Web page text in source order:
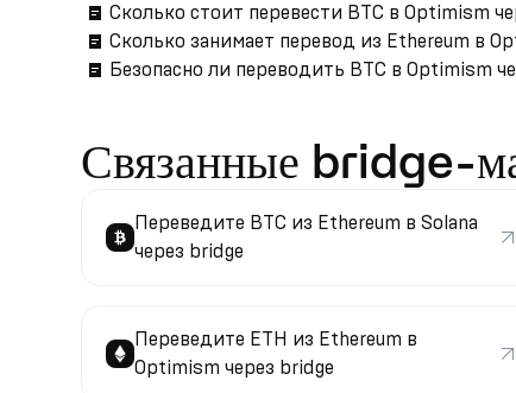
Сколько стоит перевести BTC в Optimism
Сколько занимает перевод из Ethereum в
Безопасно ли переводить BTC в Optimism
Связанные bridge-
Переведите BTC из Ethereum в Solana
через bridge
Переведите ETH из Ethereum в
Optimism через bridge